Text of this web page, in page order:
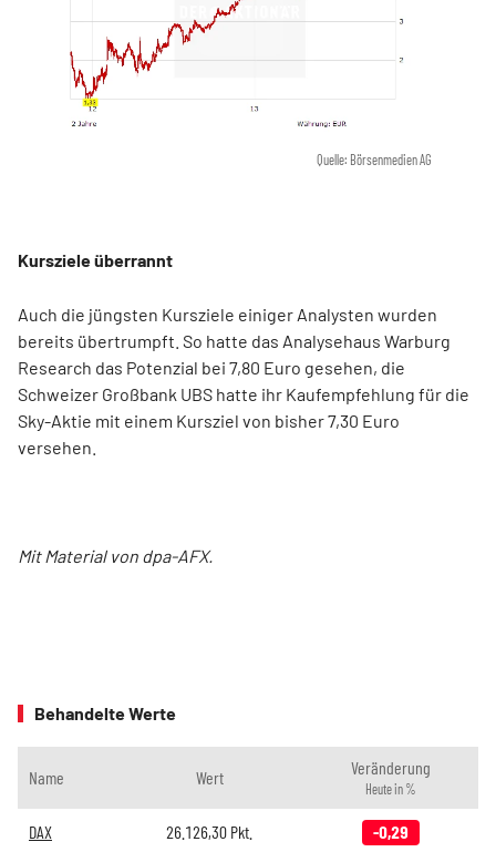
Quelle: Börsenmedien AG
Kursziele überrannt
Auch die jüngsten Kursziele einiger Analysten wurden
bereits übertrumpft. So hatte das Analysehaus Warburg
Research das Potenzial bei 7,80 Euro gesehen, die
Schweizer Großbank UBS hatte ihr Kaufempfehlung für die
Sky-Aktie mit einem Kursziel von bisher 7,30 Euro
versehen.
Mit Material von dpa-AFX.
Behandelte Werte
Name Wert Veränderung
Heute in %
DAX 26.126,30 Pkt. -0,29